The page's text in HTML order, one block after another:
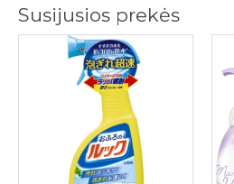
Susijusios prekės